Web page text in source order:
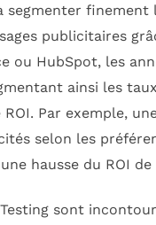
segmenter finement
publicitaires
ou HubSpot, les
ainsi les
Par exemple,
selon les
hausse du ROI de
sont